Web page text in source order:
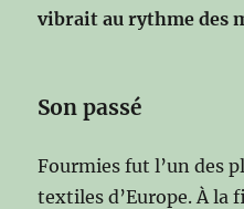
vibrait au rythme des
Son passé
Fourmies fut l’un des
textiles d’Europe. À la